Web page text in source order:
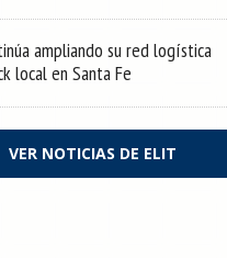
ampliando su red logística
local en Santa Fe
VER NOTICIAS DE ELIT